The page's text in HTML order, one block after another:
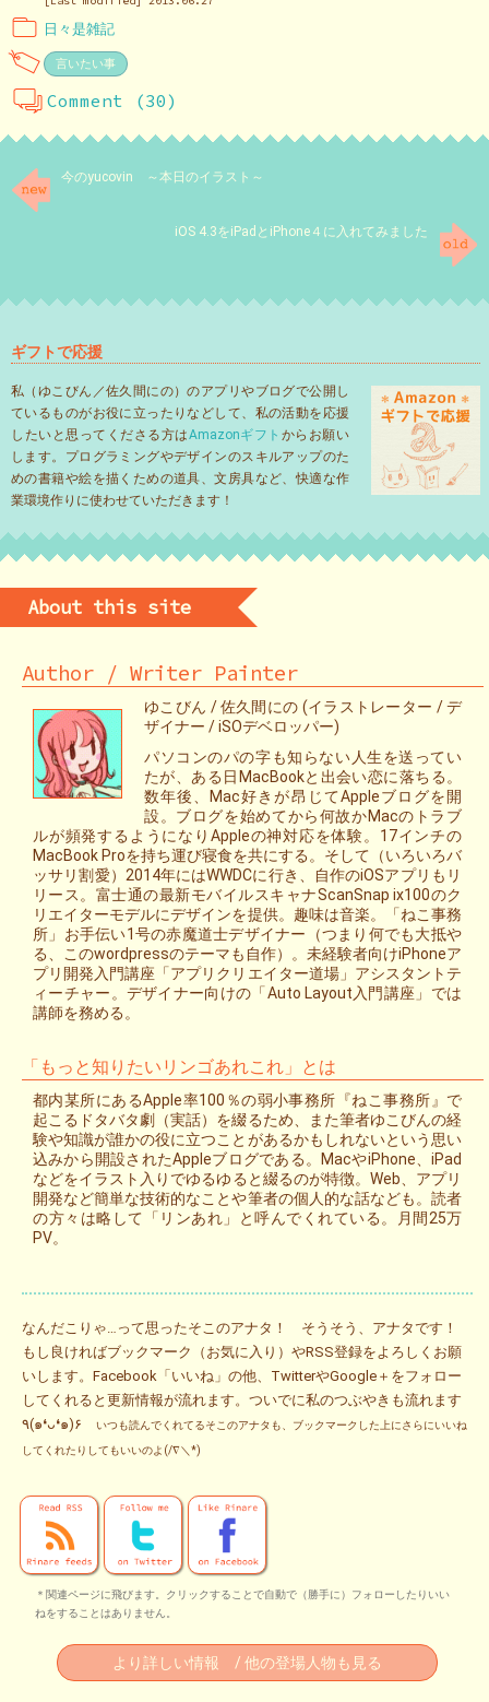
日々是雑記
言いたい事
Comment (30)
今のyucovin ～本日のイラスト～
iOS 4.3をiPadとiPhone４に入れてみました
ギフトで応援
私（ゆこびん／佐久間にの）のアプリやブログで公開し
ているものがお役に立ったりなどして、私の活動を応援
したいと思ってくださる方はAmazonギフト からお願い
します。プログラミングやデザインのスキルアップのた
めの書籍や絵を描くための道具、文房具など、快適な作
業環境作りに使わせていただきます！
About this site
Author / Writer Painter
ゆこびん / 佐久間にの (イラストレーター / デ
ザイナー / iSOデベロッパー)
パソコンのパの字も知らない人生を送ってい
たが、ある日MacBookと出会い恋に落ちる。
数年後、Mac好きが昂じてAppleブログを開
設。ブログを始めてから何故かMacのトラブ
ルが頻発するようになりAppleの神対応を体験。17インチの
MacBook Proを持ち運び寝食を共にする。そして（いろいろバ
ッサリ割愛）2014年にはWWDCに行き、自作のiOSアプリもリ
リース。富士通の最新モバイルスキャナScanSnap ix100のク
リエイターモデルにデザインを提供。趣味は音楽。「ねこ事務
所」お手伝い1号の赤魔道士デザイナー（つまり何でも大抵や
る、このwordpressのテーマも自作）。未経験者向けiPhoneア
プリ開発入門講座「アプリクリエイター道場」アシスタントテ
ィーチャー。デザイナー向けの「Auto Layout入門講座」では
講師を務める。
「もっと知りたいリンゴあれこれ」とは
都内某所にあるApple率100％の弱小事務所『ねこ事務所』で
起こるドタバタ劇（実話）を綴るため、また筆者ゆこびんの経
験や知識が誰かの役に立つことがあるかもしれないという思い
込みから開設されたAppleブログである。MacやiPhone、iPad
などをイラスト入りでゆるゆると綴るのが特徴。Web、アプリ
開発など簡単な技術的なことや筆者の個人的な話なども。読者
の方々は略して「リンあれ」と呼んでくれている。月間25万
PV。
なんだこりゃ…って思ったそこのアナタ！ そうそう、アナタです！
もし良ければブックマーク（お気に入り）やRSS登録をよろしくお願
いします。Facebook「いいね」の他、TwitterやGoogle＋をフォロー
してくれると更新情報が流れます。ついでに私のつぶやきも流れます
٩(๑❛ᴗ❛๑)۶
いつも読んでくれてるそこのアナタも、ブックマークした上にさらにいいね
してくれたりしてもいいのよ(/∇＼*)
＊関連ページに飛びます。クリックすることで自動で（勝手に）フォローしたりいい
ねをすることはありません。
より詳しい情報 / 他の登場人物も見る